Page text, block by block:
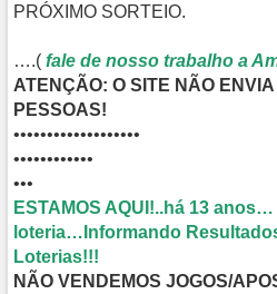
PRÓXIMO SORTEIO.
….(fale de nosso trabalho a
ATENÇÃO: O SITE NÃO
PESSOAS!
•••••••••••••••••••
••••••••••••
•••
ESTAMOS AQUI!..há 13
loteria…Informando
Loterias!!!
NÃO VENDEMOS JOGOS/